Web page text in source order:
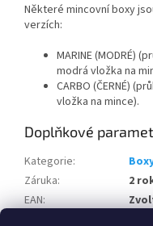
Některé mincovní boxy
verzích:
MARINE (MODRÉ)
modrá vložka na
CARBO (ČERNÉ)
vložka na mince).
Doplňkové
Kategorie:
Záruka:
2
EAN: